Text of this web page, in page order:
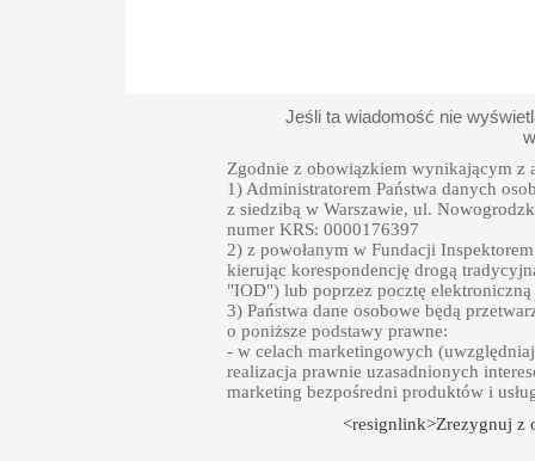
Jeśli ta wiadomość nie
Zgodnie z obowiązkiem wynikającym z
1) Administratorem Państwa danych
z siedzibą w Warszawie, ul.
numer KRS: 0000176397
2) z powołanym w Fundacji
kierując korespondencję drogą
"IOD") lub poprzez pocztę
3) Państwa dane osobowe będą
o poniższe podstawy prawne:
- w celach marketingowych
realizacja prawnie uzasadnionych
marketing bezpośredni produktów i
<resignlink>Zrezygnuj z